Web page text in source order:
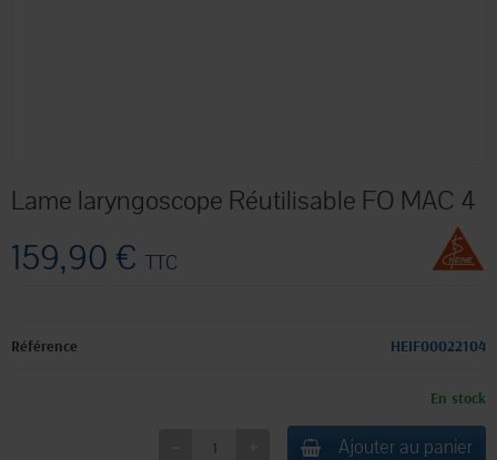
Lame laryngoscope Réutilisable FO MAC 4
159,90 € TTC
Référence HEIF00022104
En stock
Ajouter au panier